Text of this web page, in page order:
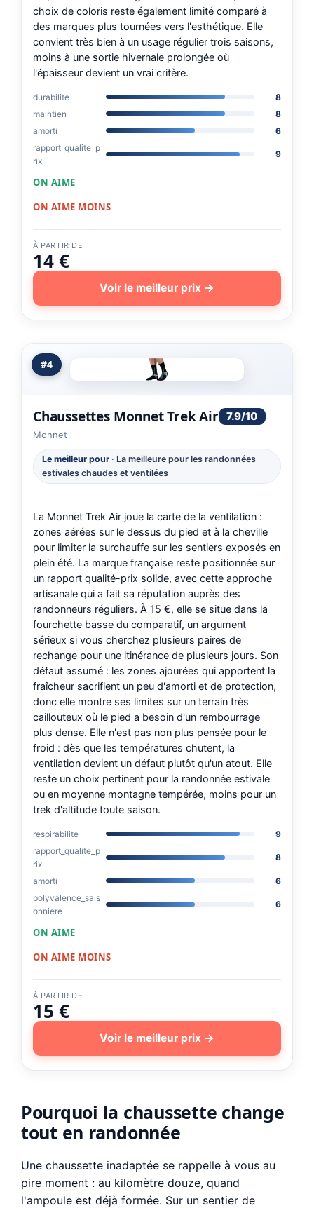
choix de coloris reste également limité comparé à
des marques plus tournées vers l'esthétique. Elle
convient très bien à un usage régulier trois saisons,
moins à une sortie hivernale prolongée où
l'épaisseur devient un vrai critère.
durabilite
8
maintien
8
amorti
6
rapport_qualite_p
rix
9
ON AIME
ON AIME MOINS
À PARTIR DE
14 €
Voir le meilleur prix →
#4
Chaussettes Monnet Trek Air 7.9/10
Monnet
Le meilleur pour · La meilleure pour les randonnées
estivales chaudes et ventilées
La Monnet Trek Air joue la carte de la ventilation :
zones aérées sur le dessus du pied et à la cheville
pour limiter la surchauffe sur les sentiers exposés en
plein été. La marque française reste positionnée sur
un rapport qualité-prix solide, avec cette approche
artisanale qui a fait sa réputation auprès des
randonneurs réguliers. À 15 €, elle se situe dans la
fourchette basse du comparatif, un argument
sérieux si vous cherchez plusieurs paires de
rechange pour une itinérance de plusieurs jours. Son
défaut assumé : les zones ajourées qui apportent la
fraîcheur sacrifient un peu d'amorti et de protection,
donc elle montre ses limites sur un terrain très
caillouteux où le pied a besoin d'un rembourrage
plus dense. Elle n'est pas non plus pensée pour le
froid : dès que les températures chutent, la
ventilation devient un défaut plutôt qu'un atout. Elle
reste un choix pertinent pour la randonnée estivale
ou en moyenne montagne tempérée, moins pour un
trek d'altitude toute saison.
respirabilite
9
rapport_qualite_p
rix
8
amorti
6
polyvalence_sais
onniere
6
ON AIME
ON AIME MOINS
À PARTIR DE
15 €
Voir le meilleur prix →
Pourquoi la chaussette change
tout en randonnée
Une chaussette inadaptée se rappelle à vous au
pire moment : au kilomètre douze, quand
l'ampoule est déjà formée. Sur un sentier de